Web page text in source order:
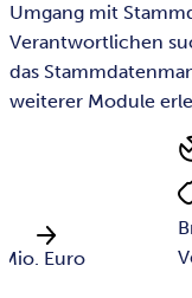
Umgang mit
Verantwortlichen
das
weiterer Module
Euro